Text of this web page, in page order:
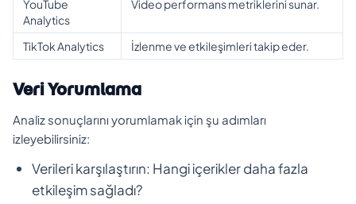
YouTube
Analytics
Video performans metriklerini sunar.
TikTok Analytics İzlenme ve etkileşimleri takip eder.
Veri Yorumlama
Analiz sonuçlarını yorumlamak için şu adımları
izleyebilirsiniz:
Verileri karşılaştırın: Hangi içerikler daha fazla
etkileşim sağladı?